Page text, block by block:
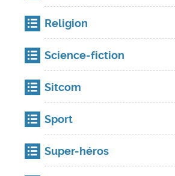
Religion
Science-fiction
Sitcom
Sport
Super-héros